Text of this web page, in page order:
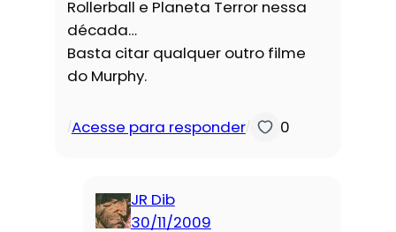
Rollerball e Planeta Terror nessa
década…
Basta citar qualquer outro filme
do Murphy.
/Acesse para responder/ 0
JR Dib
30/11/2009